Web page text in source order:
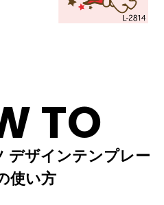
TO
デザインテンプレー
使い方